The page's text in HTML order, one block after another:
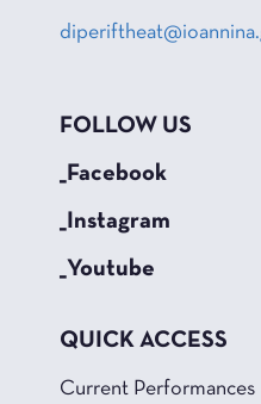
FOLLOW US
_Facebook
_Instagram
_Youtube
QUICK ACCESS
Current Performances